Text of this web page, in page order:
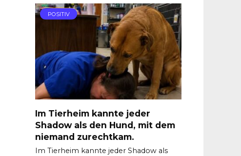
POSITIV
Im Tierheim kannte jeder
Shadow als den Hund, mit dem
niemand zurechtkam.
Im Tierheim kannte jeder Shadow als